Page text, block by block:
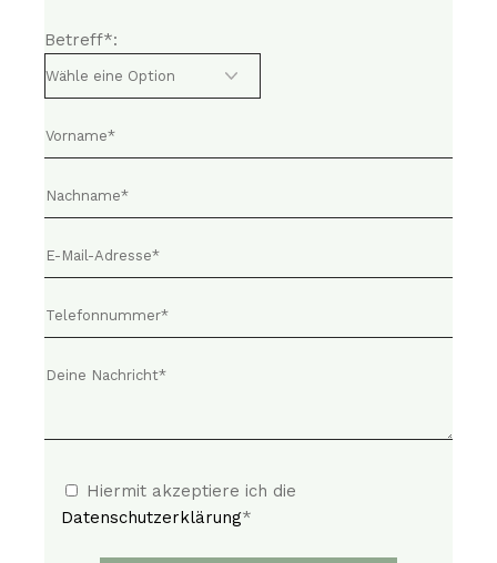
Betreff*:
Hiermit akzeptiere ich die
Datenschutzerklärung*